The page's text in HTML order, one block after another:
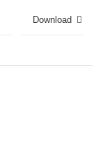
Download